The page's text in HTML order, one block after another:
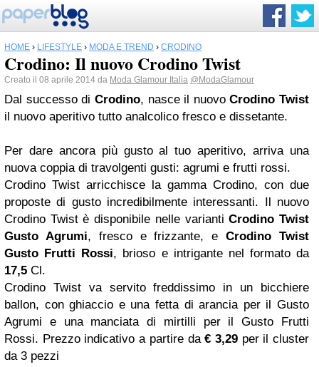
HOME › LIFESTYLE › MODA E TREND › CRODINO
Crodino: Il nuovo Crodino Twist
Creato il 08 aprile 2014 da Moda Glamour Italia @ModaGlamour
Dal successo di Crodino, nasce il nuovoCrodino Twist
il nuovo aperitivo tutto analcolico fresco e dissetante.
Per dare ancora più gusto al tuo aperitivo, arriva una
nuova coppia di travolgenti gusti: agrumi e frutti rossi.
Crodino Twist arricchisce la gamma Crodino, con due
proposte di gusto incredibilmente interessanti. Il nuovo
Crodino Twist è disponibile nelle variantiCrodino Twist
Gusto Agrumi, fresco e frizzante, eCrodino Twist
Gusto Frutti Rossi, brioso e intrigante nel formato da
17,5 Cl.
Crodino Twist va servito freddissimo in un bicchiere
ballon, con ghiaccio e una fetta di arancia per il Gusto
Agrumi e una manciata di mirtilli per il Gusto Frutti
Rossi. Prezzo indicativo a partire da€ 3,29per il cluster
da 3 pezzi